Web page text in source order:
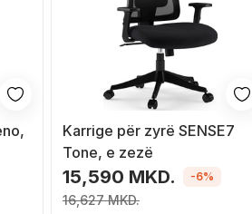
Karrige për zyrë SENSE7
Tone, e zezë
15,590 MKD.
16,627 MKD.
-6%